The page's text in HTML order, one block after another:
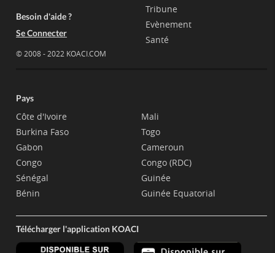
Besoin d'aide ?
Se Connecter
© 2008 - 2022 KOACI.COM
Tribune
Evènement
Santé
Pays
Côte d'Ivoire
Burkina Faso
Gabon
Congo
Sénégal
Bénin
Mali
Togo
Cameroun
Congo (RDC)
Guinée
Guinée Equatorial
Télécharger l'application KOACI